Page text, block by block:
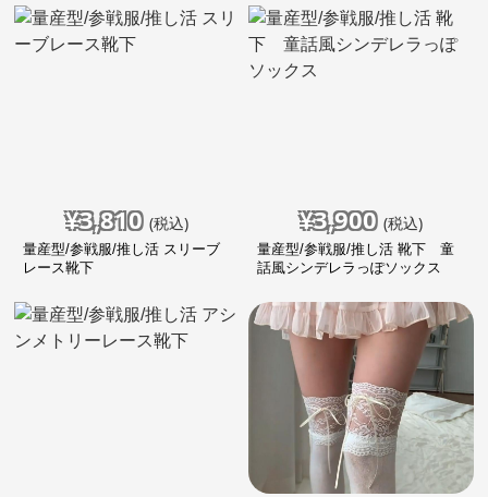
¥3,810 (税込)
量産型/参戦服/推し活 スリーブ
レース靴下
¥3,900 (税込)
量産型/参戦服/推し活 靴下 童
話風シンデレラっぽソックス